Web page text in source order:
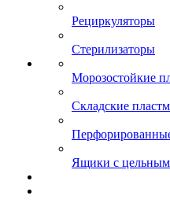
Рециркуляторы
Стерилизаторы
Морозостойкие
Складские
Ящики с